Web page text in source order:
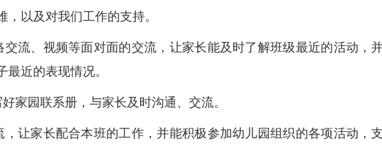
以及对我们工作的支持。
流、视频等面对面的交流，让家长能及时了解班级最近的活动，
近的表现情况。
家园联系册，与家长及时沟通、交流。
让家长配合本班的工作，并能积极参加幼儿园组织的各项活动，支